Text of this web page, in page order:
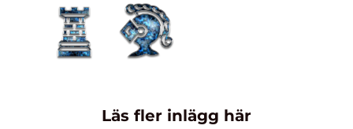
Läs fler inlägg här